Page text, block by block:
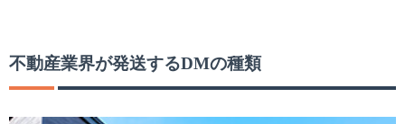
不動産業界が発送するDMの種類